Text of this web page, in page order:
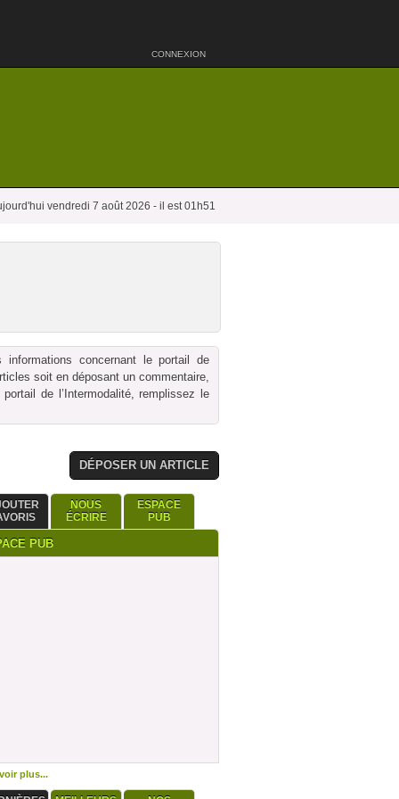
CONNEXION
vendredi 7 août 2026 - il est 01h51
concernant le portail de
soit en déposant un commentaire,
de l’Intermodalité, remplissez le
DÉPOSER UN ARTICLE
NOUS
ÉCRIRE
ESPACE
PUB
PUB
plus...